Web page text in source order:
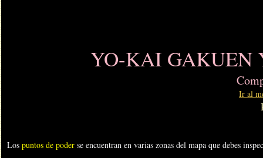
YO-KAI GAKUEN
Ir al
Los puntos de poder se encuentran en varias zonas del mapa que debes